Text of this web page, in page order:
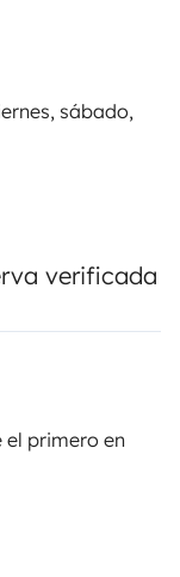
sábado,
verificada
el primero en